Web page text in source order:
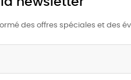
des offres spéciales et des